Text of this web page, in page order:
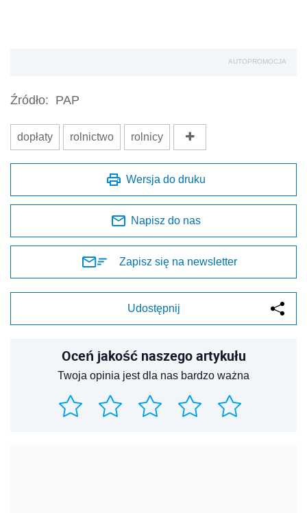
AUTOPROMOCJA
Źródło: PAP
dopłaty rolnictwo rolnicy
Wersja do druku
Napisz do nas
Zapisz się na newsletter
Udostępnij
Oceń jakość naszego artykułu
Twoja opinia jest dla nas bardzo ważna